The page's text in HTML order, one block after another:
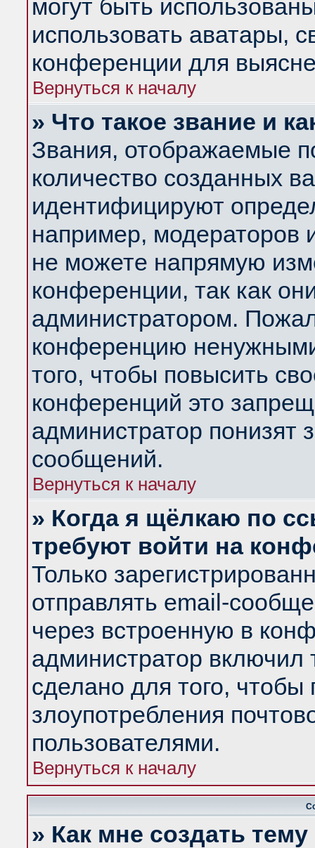
могут быть
использовать аватары,
конференции для
Вернуться к началу
» Что такое звание и
Звания, отображаемые
количество созданных
идентифицируют
например, модераторов
не можете напрямую
конференции, так как
администратором.
конференцию
того, чтобы повысить
конференций это
администратор понизят
сообщений.
Вернуться к началу
» Когда я щёлкаю по
требуют войти на
Только
отправлять email-
через встроенную в
администратор
сделано для того, чтобы
злоупотребления
пользователями.
Вернуться к началу
» Как мне создать